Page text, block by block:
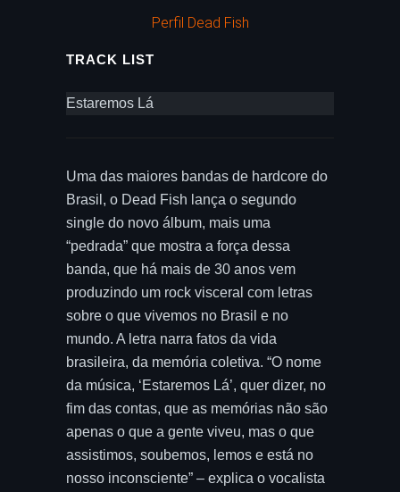
Perfil Dead Fish
TRACK LIST
Estaremos Lá
Uma das maiores bandas de hardcore do
Brasil, o Dead Fish lança o segundo
single do novo álbum, mais uma
“pedrada” que mostra a força dessa
banda, que há mais de 30 anos vem
produzindo um rock visceral com letras
sobre o que vivemos no Brasil e no
mundo. A letra narra fatos da vida
brasileira, da memória coletiva. “O nome
da música, ‘Estaremos Lá’, quer dizer, no
fim das contas, que as memórias não são
apenas o que a gente viveu, mas o que
assistimos, soubemos, lemos e está no
nosso inconsciente” – explica o vocalista